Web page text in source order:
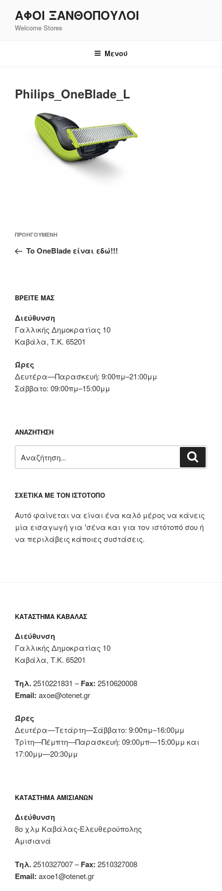
περιεχόμενο
ΑΦΟΙ ΞΑΝΘΌΠΟΥΛΟΙ
Welcome Stores
Μενού
Philips_OneBlade_L
άρθρων
Προηγούμενο
άρθρο
ΠΡΟΗΓΟΎΜΕΝΗ
To OneBlade είναι εδώ!!!
ΒΡΕΊΤΕ ΜΑΣ
Διεύθυνση
Γαλλικής Δημοκρατίας 10
Καβάλα, Τ.Κ. 65201
Ώρες
Δευτέρα—Παρασκευή: 9:00πμ–21:00μμ
Σάββατο: 09:00πμ–15:00μμ
ΑΝΑΖΉΤΗΣΗ
για:
ΣΧΕΤΙΚΆ ΜΕ ΤΟΝ ΙΣΤΌΤΟΠΟ
Αυτό φαίνεται να είναι ένα καλό μέρος να κάνεις
μία εισαγωγή για 'σένα και για τον ιστότοπό σου ή
να περιλάβεις κάποιες συστάσεις.
ΚΑΤΆΣΤΗΜΑ ΚΑΒΆΛΑΣ
Διεύθυνση
Γαλλικής Δημοκρατίας 10
Καβάλα, Τ.Κ. 65201
Τηλ.2510221831 –Fax: 2510620008
Email: axoe@otenet.gr
Ώρες
Δευτέρα—Τετάρτη—Σάββατο: 9:00πμ–16:00μμ
Τρίτη—Πέμπτη—Παρασκευή: 09:00μπ—15:00μμ και
17:00μμ—20:30μμ
ΚΑΤΆΣΤΗΜΑ ΑΜΙΣΙΑΝΏΝ
Διεύθυνση
8ο χλμ Καβάλας-Ελευθερούπολης
Αμισιανά
Τηλ.2510327007 –Fax: 2510327008
Email: axoe1@otenet.gr